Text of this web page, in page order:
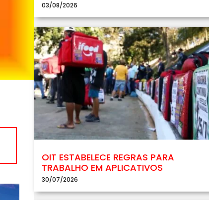
03/08/2026
OIT ESTABELECE REGRAS PARA
TRABALHO EM APLICATIVOS
30/07/2026